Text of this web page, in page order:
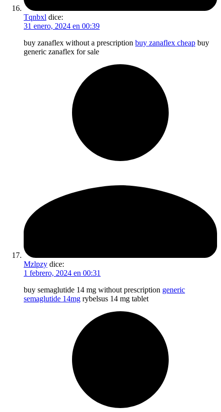
Tqnbxl dice:
31 enero, 2024 en 00:39
buy zanaflex without a prescription buy zanaflex cheap buy
generic zanaflex for sale
Mzlpzy dice:
1 febrero, 2024 en 00:31
buy semaglutide 14 mg without prescription generic
semaglutide 14mg rybelsus 14 mg tablet